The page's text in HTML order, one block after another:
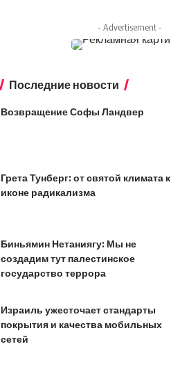
- Advertisement -
Последние новости
Возвращение Софы Ландвер
Грета Тунберг: от святой климата к
иконе радикализма
Биньямин Нетаниягу: Мы не
создадим тут палестинское
государство террора
Израиль ужесточает стандарты
покрытия и качества мобильных
сетей